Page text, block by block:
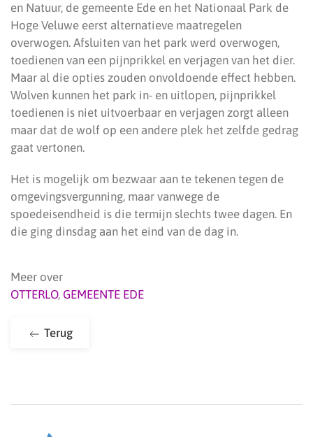
en Natuur, de gemeente Ede en het Nationaal Park de
Hoge Veluwe eerst alternatieve maatregelen
overwogen. Afsluiten van het park werd overwogen,
toedienen van een pijnprikkel en verjagen van het dier.
Maar al die opties zouden onvoldoende effect hebben.
Wolven kunnen het park in- en uitlopen, pijnprikkel
toedienen is niet uitvoerbaar en verjagen zorgt alleen
maar dat de wolf op een andere plek het zelfde gedrag
gaat vertonen.
Het is mogelijk om bezwaar aan te tekenen tegen de
omgevingsvergunning, maar vanwege de
spoedeisendheid is die termijn slechts twee dagen. En
die ging dinsdag aan het eind van de dag in.
Meer over
OTTERLO, GEMEENTE EDE
Terug